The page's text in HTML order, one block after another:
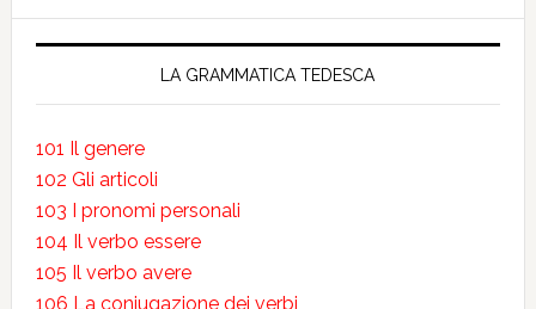
LA GRAMMATICA TEDESCA
101 Il genere
102 Gli articoli
103 I pronomi personali
104 Il verbo essere
105 Il verbo avere
106 La coniugazione dei verbi